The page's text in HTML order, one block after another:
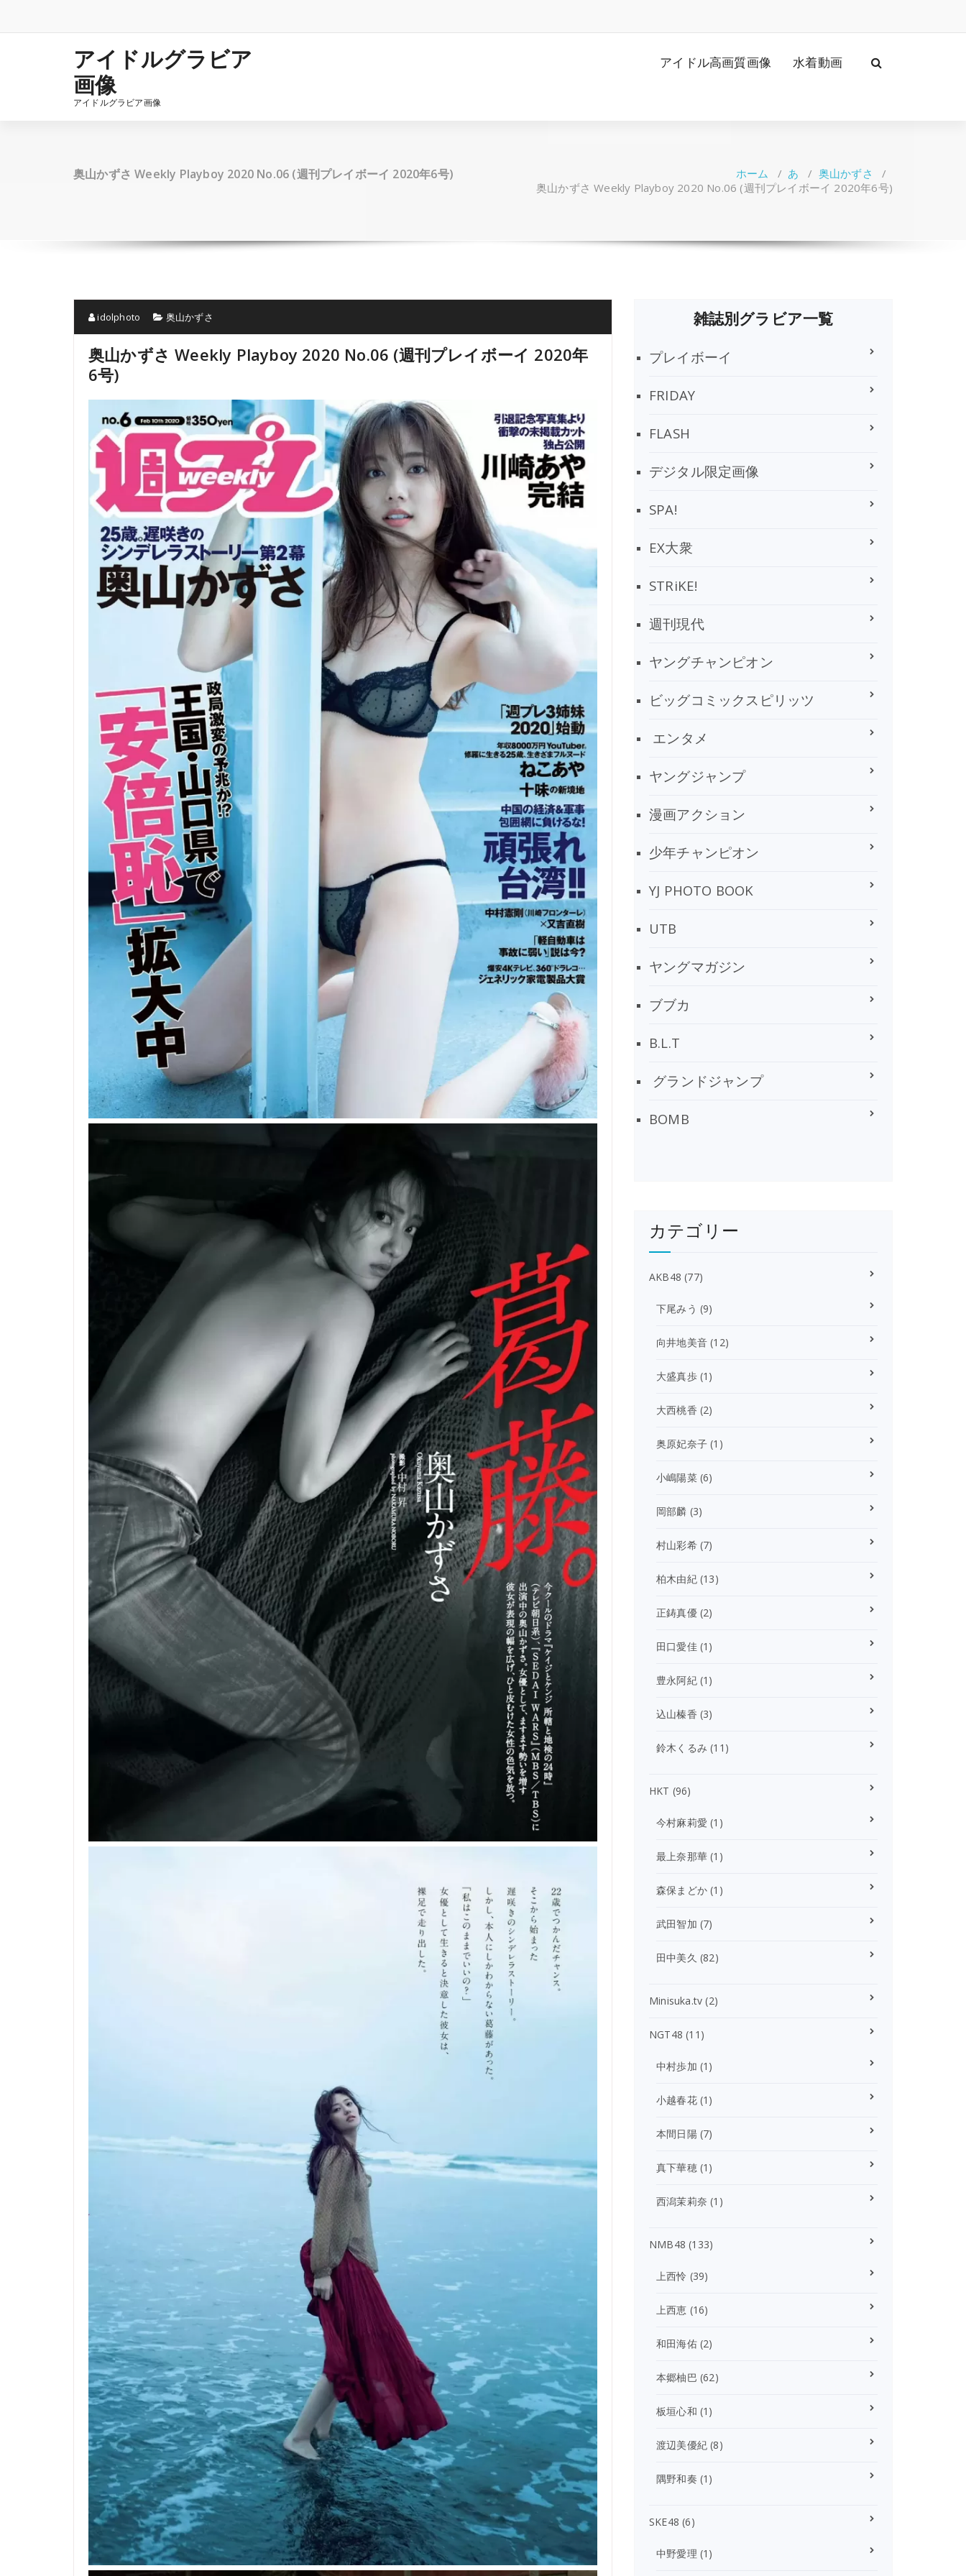
テ
アイドルグラビア
画像
アイドルグラビア画像
アイドル高画質画像 水着動画
奥山かずさ Weekly Playboy 2020 No.06 (週刊プレイボーイ 2020年6号) ホーム / あ / 奥山かずさ
/
奥山かずさ Weekly Playboy 2020 No.06 (週刊プレイボーイ 2020年6号)
idolphoto 奥山かずさ
奥山かずさ Weekly Playboy 2020 No.06 (週刊プレイボーイ 2020年
6号)
雑誌別グラビア一覧
プレイボーイ
FRIDAY
FLASH
デジタル限定画像
SPA!
EX大衆
STRiKE!
週刊現代
ヤングチャンピオン
ビッグコミックスピリッツ
エンタメ
ヤングジャンプ
漫画アクション
少年チャンピオン
YJ PHOTO BOOK
UTB
ヤングマガジン
ブブカ
B.L.T
グランドジャンプ
BOMB
カテゴリー
AKB48 (77)
下尾みう (9)
向井地美音 (12)
大盛真歩(1)
大西桃香 (2)
奥原妃奈子 (1)
小嶋陽菜(6)
岡部麟 (3)
村山彩希(7)
柏木由紀(13)
正鋳真優(2)
田口愛佳(1)
豊永阿紀(1)
込山榛香 (3)
鈴木くるみ (11)
HKT (96)
今村麻莉愛 (1)
最上奈那華 (1)
森保まどか (1)
武田智加 (7)
田中美久 (82)
Minisuka.tv (2)
NGT48 (11)
中村歩加 (1)
小越春花(1)
本間日陽(7)
真下華穂(1)
西潟茉莉奈 (1)
NMB48 (133)
上西怜 (39)
上西恵 (16)
和田海佑(2)
本郷柚巴 (62)
板垣心和 (1)
渡辺美優紀 (8)
隅野和奏 (1)
SKE48 (6)
中野愛理 (1)